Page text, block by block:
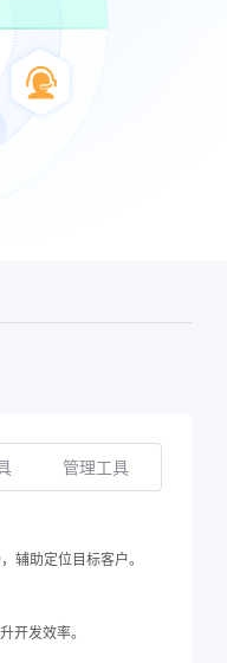
管理工具
辅助定位目标客户。
开发效率。